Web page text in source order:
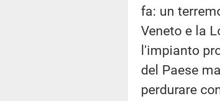
fa: un
Veneto e la
l'impianto
del Paese
perdurare